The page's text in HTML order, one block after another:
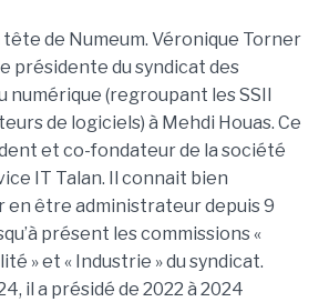
de Numeum. Véronique Torner
présidente du syndicat des
numérique (regroupant les SSII
de logiciels) à Mehdi Houas. Ce
et co-fondateur de la société
IT Talan. Il connait bien
en être administrateur depuis 9
présent les commissions «
» et « Industrie » du syndicat.
il a présidé de 2022 à 2024